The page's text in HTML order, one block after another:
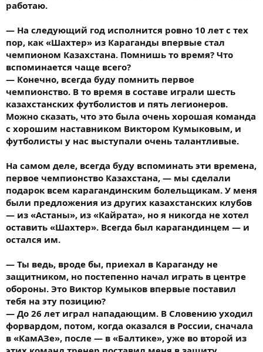
работаю.
— На следующий год исполнится ровно 10 лет с тех
пор, как «Шахтер» из Караганды впервые стал
чемпионом Казахстана. Помнишь то время? Что
вспоминается чаще всего?
— Конечно, всегда буду помнить первое
чемпионство. В то время в составе играли шесть
казахстанских футболистов и пять легионеров.
Можно сказать, что это была очень хорошая команда
с хорошим наставником Виктором Кумыковым, и
футболисты у нас выступали очень талантливые.
На самом деле, всегда буду вспоминать эти времена,
первое чемпионство Казахстана, — мы сделали
подарок всем карагандинским болельщикам. У меня
были предложения из других казахстанских клубов
— из «Астаны», из «Кайрата», но я никогда не хотел
оставить «Шахтер». Всегда был карагандинцем — и
остался им.
— Ты ведь, вроде бы, приехал в Караганду не
защитником, но постепенно начал играть в центре
обороны. Это Виктор Кумыков впервые поставил
тебя на эту позицию?
— До 26 лет играл нападающим. В Словению уходил
форвардом, потом, когда оказался в России, сначала
в «КамАЗе», после — в «Балтике», уже во второй из